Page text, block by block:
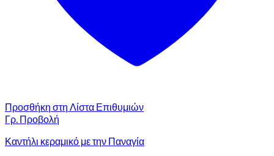
Προσθήκη στη Λίστα Επιθυμιών
Γρ. Προβολή
Καντήλι κεραμικό με την Παναγία